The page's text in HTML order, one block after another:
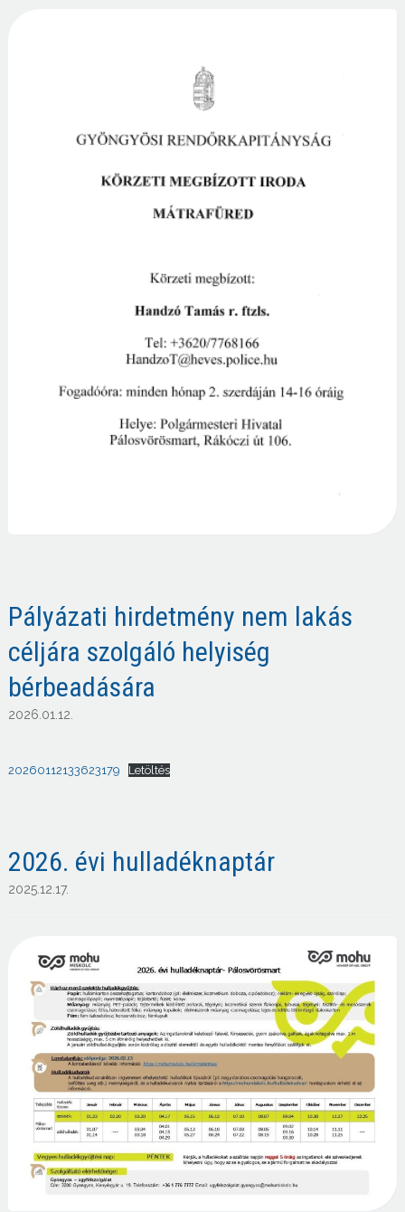
Pályázati hirdetmény nem lakás
céljára szolgáló helyiség
bérbeadására
2026.01.12.
20260112133623179 Letöltés
2026. évi hulladéknaptár
2025.12.17.